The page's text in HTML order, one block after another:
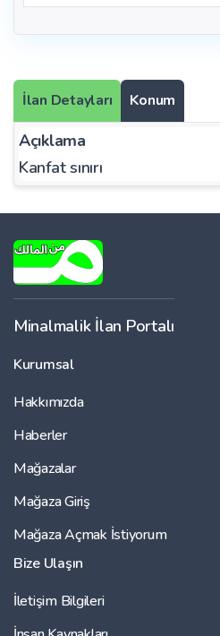
İlan Detayları Konum
Açıklama
Kanfat sınırı
Minalmalik İlan Portalı
Kurumsal
Hakkımızda
Haberler
Mağazalar
Mağaza Giriş
Mağaza Açmak İstiyorum
Bize Ulaşın
İletişim Bilgileri